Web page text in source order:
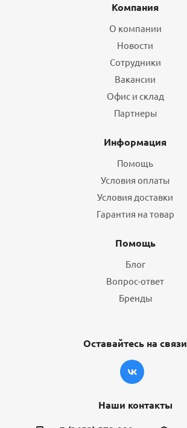
Компания
О компании
Новости
Сотрудники
Вакансии
Офис и склад
Партнеры
Информация
Помощь
Условия оплаты
Условия доставки
Гарантия на товар
Помощь
Блог
Вопрос-ответ
Бренды
Оставайтесь на связи
Наши контакты